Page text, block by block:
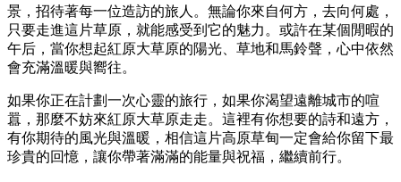
景，招待著每一位造訪的旅人。無論你來自何方，去向何處，
只要走進這片草原，就能感受到它的魅力。或許在某個閒暇的
午后，當你想起紅原大草原的陽光、草地和馬鈴聲，心中依然
會充滿溫暖與嚮往。
如果你正在計劃一次心靈的旅行，如果你渴望遠離城市的喧
囂，那麼不妨來紅原大草原走走。這裡有你想要的詩和遠方，
有你期待的風光與溫暖，相信這片高原草甸一定會給你留下最
珍貴的回憶，讓你帶著滿滿的能量與祝福，繼續前行。